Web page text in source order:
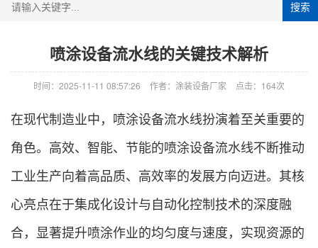
搜索
喷涂设备流水线的关键技术解析
时间：2025-11-11 08:57:26 作者：涂装设备厂家 点击： 164次
在现代制造业中，喷涂设备流水线扮演着至关重要的
角色。高效、智能、节能的喷涂设备流水线不断推动
工业生产向着高品质、高效率的发展方向迈进。其核
心亮点在于集成化设计与自动化控制技术的深度融
合，显著提升喷涂作业的均匀度与速度，实现资源的